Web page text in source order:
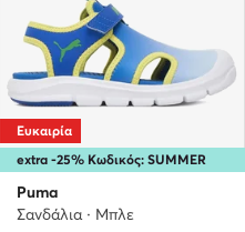
extra -25% Κωδικός: SUMMER
Ευκαιρία
Puma
Σανδάλια · Μπλε